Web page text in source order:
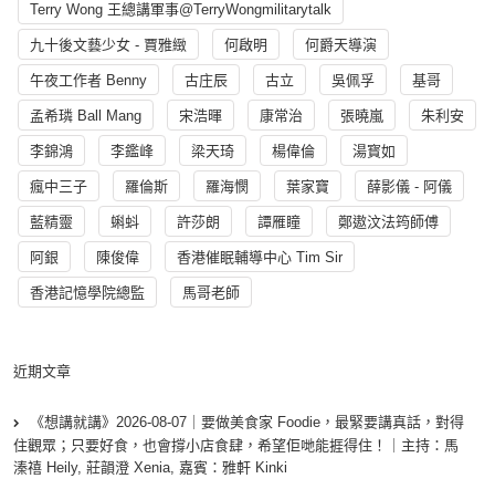
Terry Wong 王總講軍事@TerryWongmilitarytalk
九十後文藝少女 - 賈雅緻 何啟明 何爵天導演
午夜工作者 Benny 古庄辰 古立 吳佩孚 基哥
孟希璘 Ball Mang 宋浩暉 康常治 張曉嵐 朱利安
李錦鴻 李鑑峰 梁天琦 楊偉倫 湯寳如
瘋中三子 羅倫斯 羅海憫 葉家寶 薛影儀 - 阿儀
藍精靈 蝌蚪 許莎朗 譚雁瞳 鄭遨汶法筠師傅
阿銀 陳俊偉 香港催眠輔導中心 Tim Sir
香港記憶學院總監 馬哥老師
近期文章
《想講就講》2026-08-07｜要做美食家 Foodie，最緊要講真話，對得
住觀眾；只要好食，也會撐小店食肆，希望佢哋能捱得住！｜主持：馬
溱禧 Heily, 莊韻澄 Xenia, 嘉賓：雅軒 Kinki